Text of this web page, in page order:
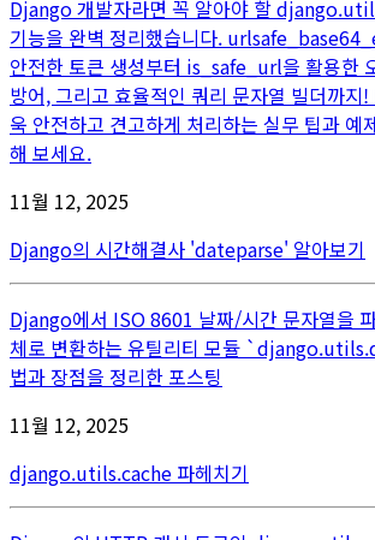
Django 개발자라면 꼭 알아야 할
기능을 완벽 정리했습니다.
안전한 토큰 생성부터 is_safe_url을 활용한
방어, 그리고 효율적인 쿼리 문자열 빌더까지
욱 안전하고 견고하게 처리하는 실무 팁과 예
해 보세요.
11월 12, 2025
Django의 시간해결사 'dateparse' 알아보기
Django에서 ISO 8601 날짜/시간 문자열을
체로 변환하는 유틸리티 모듈
법과 장점을 정리한 포스팅
11월 12, 2025
django.utils.cache 파헤치기